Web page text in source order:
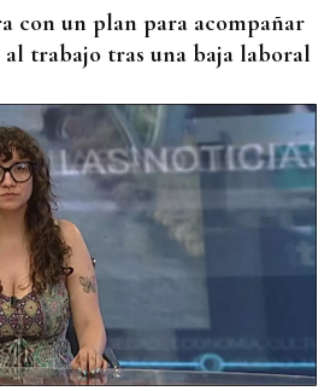
con un plan para acompañar
trabajo tras una baja laboral